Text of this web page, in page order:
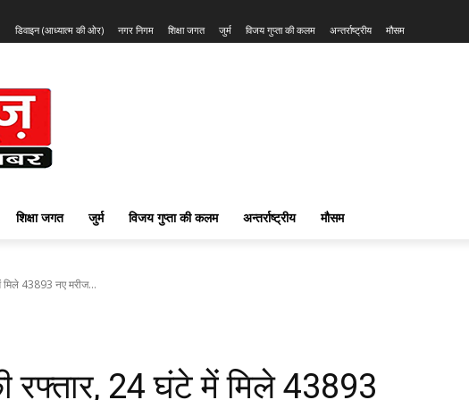
डिवाइन (आध्यात्म की ओर) नगर निगम शिक्षा जगत जुर्म विजय गुप्ता की कलम अन्तर्राष्ट्रीय मौसम
शिक्षा जगत जुर्म विजय गुप्ता की कलम अन्तर्राष्ट्रीय मौसम
मिले 43893 नए मरीज...
रफ्तार, 24 घंटे में मिले 43893